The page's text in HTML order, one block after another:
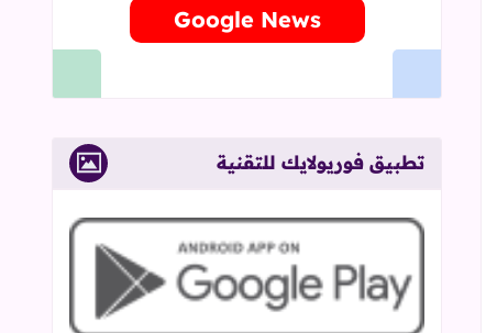
Google News
تطبيق فوريولايك للتقنية